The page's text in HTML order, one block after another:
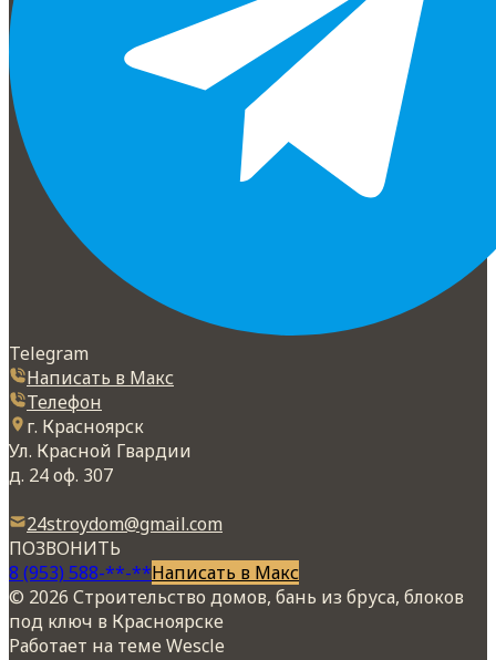
Telegram
Написать в Макс
Телефон
г. Красноярск
Ул. Красной Гвардии
д. 24 оф. 307
24stroydom@gmail.com
ПОЗВОНИТЬ
8 (953) 588-**-**Написать в Макс
© 2026 Строительство домов, бань из бруса, блоков
под ключ в Красноярске
Работает на теме Wescle